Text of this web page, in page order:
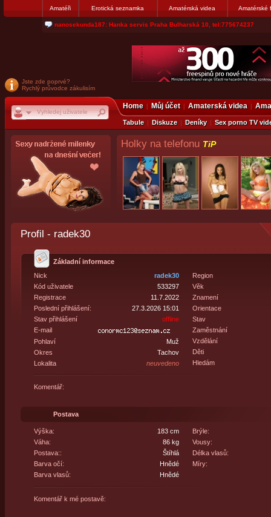
Amatéři Erotická seznamka Amatérská videa Amatérské
jjoseff: Najde se par, ktery nekdy přemýšlel o divákovi. Napiste
Jste zde poprvé?
Rychlý průvodce zákulisím
Home Můj účet Amaterská videa
Tabule Diskuze Deníky Sex porno TV
Holky na telefonu TiP
Profil - radek30
Základní informace
Nick
radek30
Kód uživatele
533297
Registrace
11.7.2022
Poslední přihlášení:
27.3.2026 15:01
Stav přihlášení
offline
E-mail
Pohlaví
Muž
Okres
Tachov
Lokalita
neuvedeno
Region
Věk
Znamení
Orientace
Stav
Zaměstnání
Vzdělání
Děti
Hledám
Komentář:
Postava
Výška:
183 cm
Váha:
86 kg
Postava::
Štíhlá
Barva očí:
Hnědé
Barva vlasů:
Hnědé
Brýle:
Vousy:
Délka vlasů:
Míry:
Komentář k mé postavě: